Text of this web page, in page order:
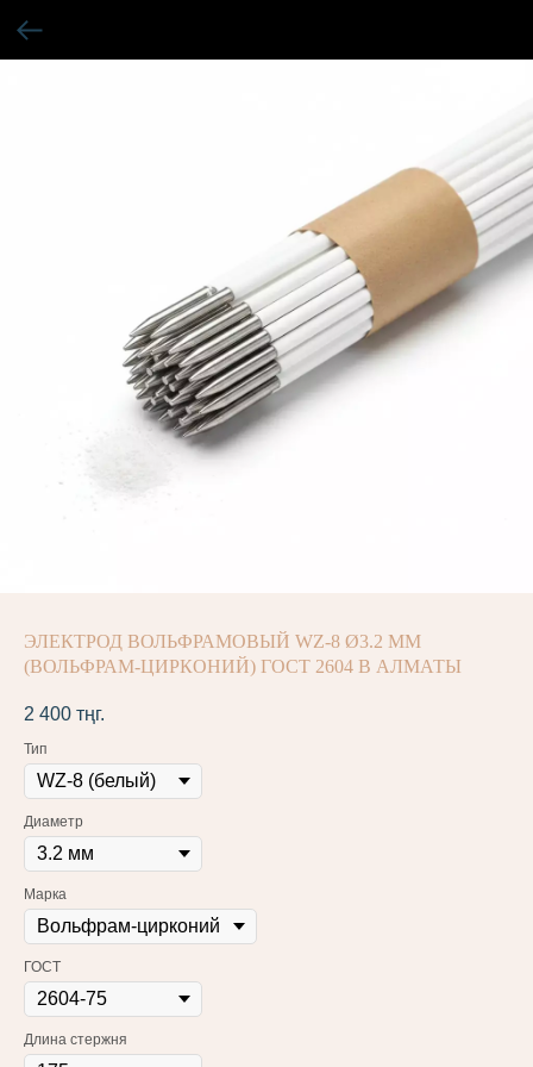
ЭЛЕКТРОД ВОЛЬФРАМОВЫЙ WZ-8 Ø3.2 ММ
(ВОЛЬФРАМ-ЦИРКОНИЙ) ГОСТ 2604 В АЛМАТЫ
2 400 тңг.
Тип
Диаметр
Марка
ГОСТ
Длина стержня